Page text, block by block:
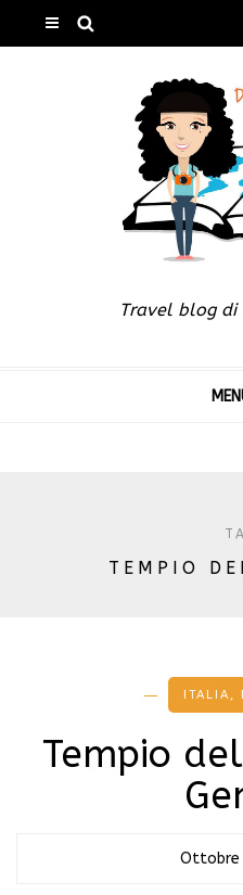
Travel blog di
TEMPIO
ITALIA ,
Tempio
Ottobre